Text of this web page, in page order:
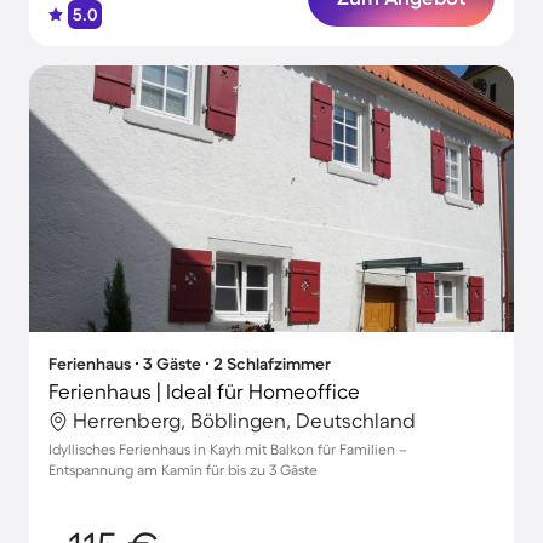
5.0
Ferienhaus ∙ 3 Gäste ∙ 2 Schlafzimmer
Ferienhaus | Ideal für Homeoffice
Herrenberg, Böblingen, Deutschland
Idyllisches Ferienhaus in Kayh mit Balkon für Familien –
Entspannung am Kamin für bis zu 3 Gäste